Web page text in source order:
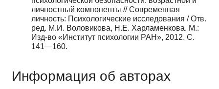
личностный компоненты // Современная
личность: Психологические исследова­ния / Отв.
ред. М.И. Воловикова, Н.Е. Харламенкова. М.:
Изд-во «Институт психо­логии РАН», 2012. С.
141—160.
Информация об авторах